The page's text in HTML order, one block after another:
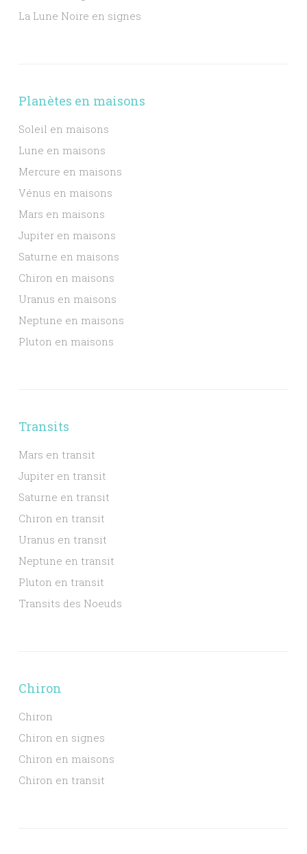
La Lune Noire en signes
Planètes en maisons
Soleil en maisons
Lune en maisons
Mercure en maisons
Vénus en maisons
Mars en maisons
Jupiter en maisons
Saturne en maisons
Chiron en maisons
Uranus en maisons
Neptune en maisons
Pluton en maisons
Transits
Mars en transit
Jupiter en transit
Saturne en transit
Chiron en transit
Uranus en transit
Neptune en transit
Pluton en transit
Transits des Noeuds
Chiron
Chiron
Chiron en signes
Chiron en maisons
Chiron en transit